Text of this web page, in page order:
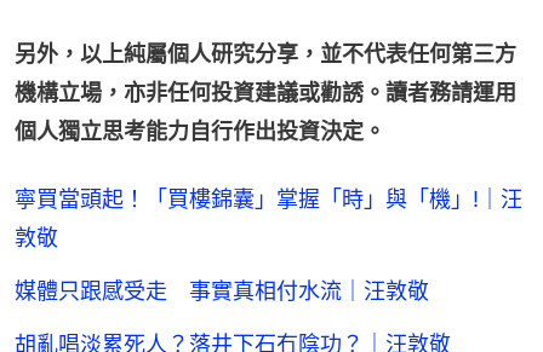
另外，以上純屬個人研究分享，並不代表任何第三方
機構立場，亦非任何投資建議或勸誘。讀者務請運用
個人獨立思考能力自行作出投資決定。
寧買當頭起！「買樓錦囊」掌握「時」與「機」!｜汪
敦敬
媒體只跟感受走 事實真相付水流｜汪敦敬
胡亂唱淡累死人？落井下石冇陰功？｜汪敦敬